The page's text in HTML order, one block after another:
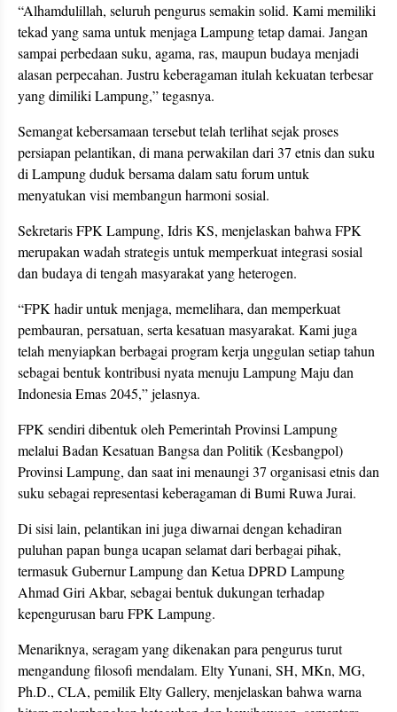
“Alhamdulillah, seluruh pengurus semakin solid. Kami memiliki
tekad yang sama untuk menjaga Lampung tetap damai. Jangan
sampai perbedaan suku, agama, ras, maupun budaya menjadi
alasan perpecahan. Justru keberagaman itulah kekuatan terbesar
yang dimiliki Lampung,” tegasnya.
Semangat kebersamaan tersebut telah terlihat sejak proses
persiapan pelantikan, di mana perwakilan dari 37 etnis dan suku
di Lampung duduk bersama dalam satu forum untuk
menyatukan visi membangun harmoni sosial.
Sekretaris FPK Lampung, Idris KS, menjelaskan bahwa FPK
merupakan wadah strategis untuk memperkuat integrasi sosial
dan budaya di tengah masyarakat yang heterogen.
“FPK hadir untuk menjaga, memelihara, dan memperkuat
pembauran, persatuan, serta kesatuan masyarakat. Kami juga
telah menyiapkan berbagai program kerja unggulan setiap tahun
sebagai bentuk kontribusi nyata menuju Lampung Maju dan
Indonesia Emas 2045,” jelasnya.
FPK sendiri dibentuk oleh Pemerintah Provinsi Lampung
melalui Badan Kesatuan Bangsa dan Politik (Kesbangpol)
Provinsi Lampung, dan saat ini menaungi 37 organisasi etnis dan
suku sebagai representasi keberagaman di Bumi Ruwa Jurai.
Di sisi lain, pelantikan ini juga diwarnai dengan kehadiran
puluhan papan bunga ucapan selamat dari berbagai pihak,
termasuk Gubernur Lampung dan Ketua DPRD Lampung
Ahmad Giri Akbar, sebagai bentuk dukungan terhadap
kepengurusan baru FPK Lampung.
Menariknya, seragam yang dikenakan para pengurus turut
mengandung filosofi mendalam. Elty Yunani, SH, MKn, MG,
Ph.D., CLA, pemilik Elty Gallery, menjelaskan bahwa warna